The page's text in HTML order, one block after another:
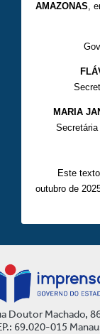
AMAZONAS,
MARIA
Este
outubro de
Doutor Machado,
69.020-015